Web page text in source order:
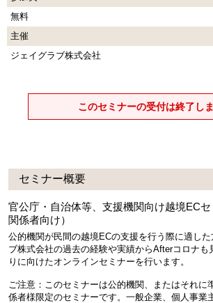
無料
主催
ジェイグラブ株式会社
このセミナーの受付は終了し
セミナー概要
官公庁・自治体等、支援機関向け越境EC
関係者向け）
公的機関が民間の越境ECの支援を行う際に適し
ブ株式会社の過去の経験や実績からAfterコロナも
りに向けたオンラインセミナーを行います。
ご注意：このセミナーは公的機関、またはそれに
係者様限定のセミナーです。一般企業、個人事業